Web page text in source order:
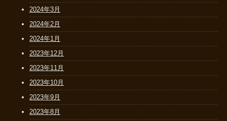
2024年3月
2024年2月
2024年1月
2023年12月
2023年11月
2023年10月
2023年9月
2023年8月